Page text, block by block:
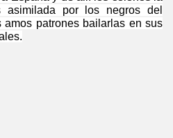
por los negros del
patrones bailarlas en sus